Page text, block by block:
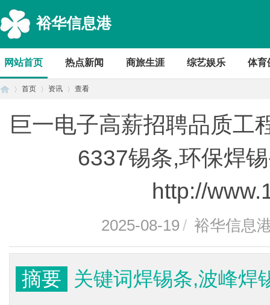
裕华信息港
网站首页 热点新闻 商旅生涯 综艺娱乐 体育
首页 资讯 查看
巨一电子​高薪招聘品质工​
6337锡条,环保焊
http://
2025-08-19 / 裕华信息
摘要
关键词焊锡条,波峰焊